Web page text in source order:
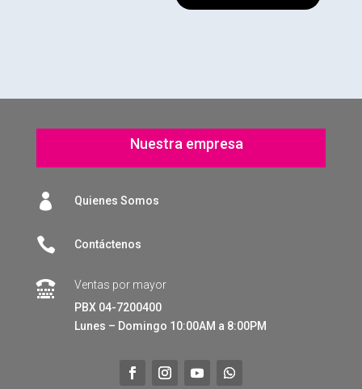
Nuestra empresa
 Quienes Somos
 Contáctenos

Ventas por mayor
PBX 04-7200400
Lunes – Domingo 10:00AM a 8:00PM